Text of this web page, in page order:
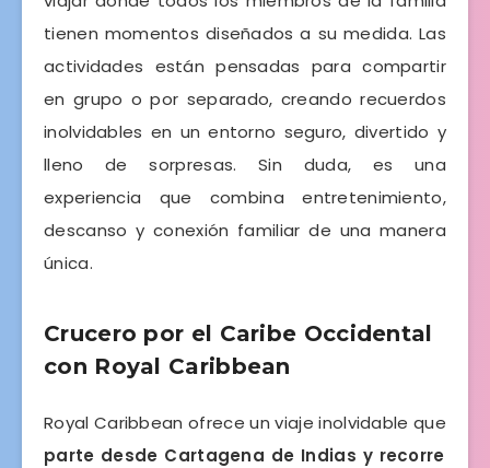
tienen momentos diseñados a su medida. Las
actividades están pensadas para compartir
en grupo o por separado, creando recuerdos
inolvidables en un entorno seguro, divertido y
lleno de sorpresas. Sin duda, es una
experiencia que combina entretenimiento,
descanso y conexión familiar de una manera
única.
Crucero por el Caribe Occidental
con Royal Caribbean
Royal Caribbean ofrece un viaje inolvidable que
parte desde Cartagena de Indias y recorre